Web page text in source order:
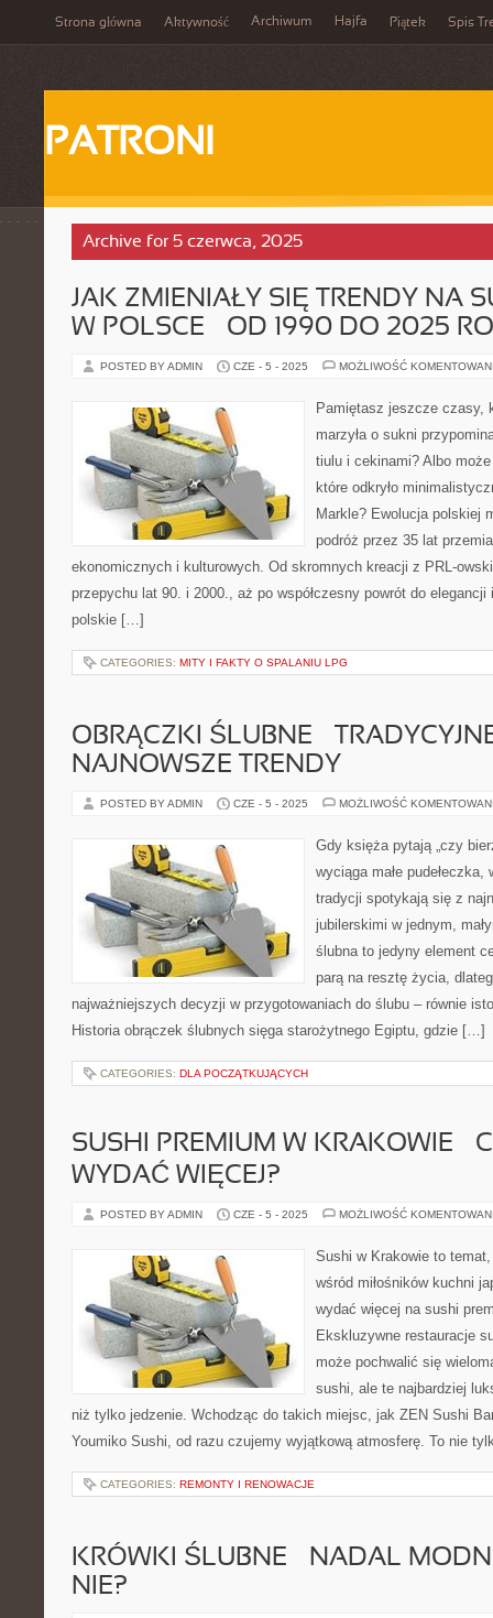
Strona główna Aktywność Archiwum Hajfa Piątek Spis
PATRONI
Archive for 5 czerwca, 2025
JAK ZMIENIAŁY SIĘ TRENDY NA
W POLSCE – OD 1990 DO 2025
POSTED BY ADMIN CZE - 5 - 2025 MOŻLIWOŚĆ
Pamiętasz jeszcze czasy,
marzyła o sukni
tiulu i cekinami? Albo
które odkryło
Markle? Ewolucja polskiej
podróż przez 35 lat
ekonomicznych i kulturowych. Od skromnych kreacji z PRL-
przepychu lat 90. i 2000., aż po współczesny powrót do elegancji
polskie […]
CATEGORIES: MITY I FAKTY O SPALANIU LPG
OBRĄCZKI ŚLUBNE –
NAJNOWSZE TRENDY
POSTED BY ADMIN CZE - 5 - 2025 MOŻLIWOŚĆ
Gdy księża pytają „czy
wyciąga małe
tradycji spotykają się z
jubilerskimi w jednym,
ślubna to jedyny element
parą na resztę życia,
najważniejszych decyzji w przygotowaniach do ślubu – równie
Historia obrączek ślubnych sięga starożytnego Egiptu, gdzie […]
CATEGORIES: DLA POCZĄTKUJĄCYCH
SUSHI PREMIUM W KRAKOWIE –
WYDAĆ WIĘCEJ?
POSTED BY ADMIN CZE - 5 - 2025 MOŻLIWOŚĆ
Sushi w Krakowie to
wśród miłośników kuchni
wydać więcej na sushi
Ekskluzywne restauracje
może pochwalić się
sushi, ale te najbardziej
niż tylko jedzenie. Wchodząc do takich miejsc, jak ZEN Sushi
Youmiko Sushi, od razu czujemy wyjątkową atmosferę. To nie
CATEGORIES: REMONTY I RENOWACJE
KRÓWKI ŚLUBNE – NADAL
NIE?